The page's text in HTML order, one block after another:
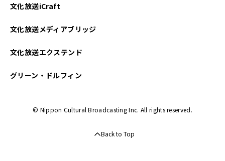
文化放送iCraft
文化放送メディアブリッジ
文化放送エクステンド
グリーン・ドルフィン
© Nippon Cultural Broadcasting Inc. All rights reserved.
Back to Top